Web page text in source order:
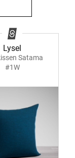
Lysel
Satama
#1W